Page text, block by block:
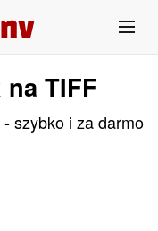
TIFF
szybko i za darmo